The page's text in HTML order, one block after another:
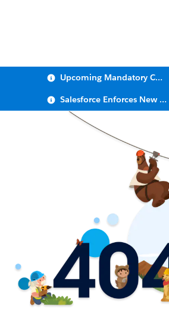
Upcoming Mandatory Changes to Public Key Infrastructure (PKI)
Salesforce Enforces New Security Requirements in Summer 2026